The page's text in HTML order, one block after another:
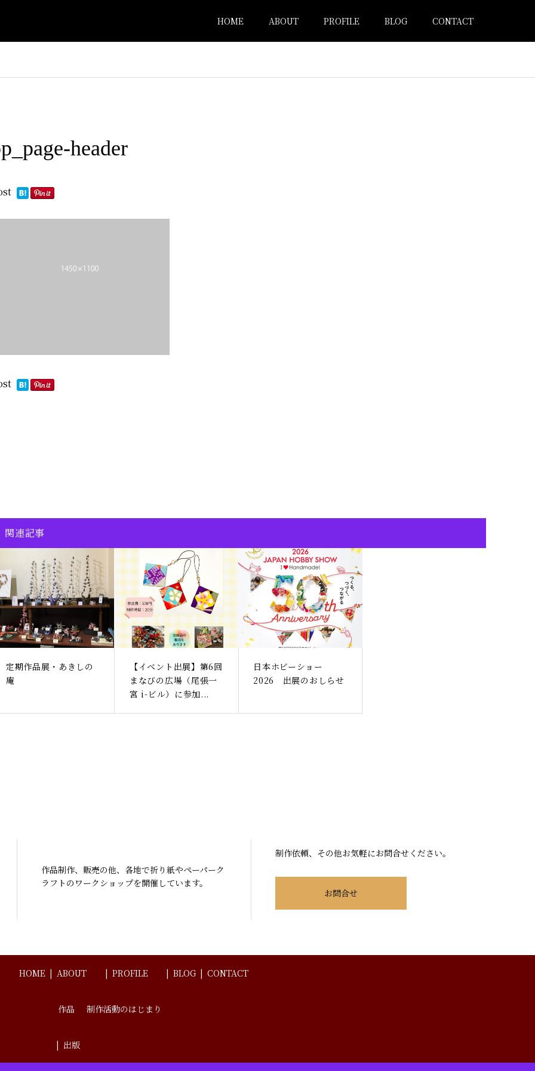
HOME ABOUT PROFILE BLOG CONTACT
header
関連記事
定期作品展・あきしの
庵
【イベント出展】第6回
まなびの広場（尾張一
宮 i-ビル）に参加...
日本ホビーショー
2026 出展のおしらせ
作品制作、販売の他、各地で折り紙やペーパーク
ラフトのワークショップを開催しています。
制作依頼、その他お気軽にお問合せください。
お問合せ
HOME ABOUT
作品
出版
PROFILE
制作活動のはじまり
BLOG CONTACT